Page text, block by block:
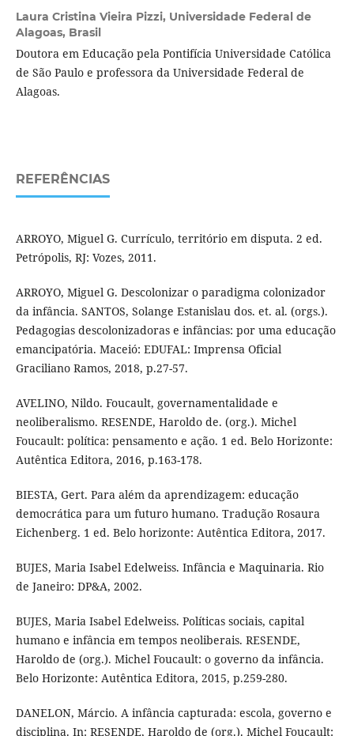
Laura Cristina Vieira Pizzi, Universidade Federal de
Alagoas, Brasil
Doutora em Educação pela Pontifícia Universidade Católica
de São Paulo e professora da Universidade Federal de
Alagoas.
REFERÊNCIAS
ARROYO, Miguel G. Currículo, território em disputa. 2 ed.
Petrópolis, RJ: Vozes, 2011.
ARROYO, Miguel G. Descolonizar o paradigma colonizador
da infância. SANTOS, Solange Estanislau dos. et. al. (orgs.).
Pedagogias descolonizadoras e infâncias: por uma educação
emancipatória. Maceió: EDUFAL: Imprensa Oficial
Graciliano Ramos, 2018, p.27-57.
AVELINO, Nildo. Foucault, governamentalidade e
neoliberalismo. RESENDE, Haroldo de. (org.). Michel
Foucault: política: pensamento e ação. 1 ed. Belo Horizonte:
Autêntica Editora, 2016, p.163-178.
BIESTA, Gert. Para além da aprendizagem: educação
democrática para um futuro humano. Tradução Rosaura
Eichenberg. 1 ed. Belo horizonte: Autêntica Editora, 2017.
BUJES, Maria Isabel Edelweiss. Infância e Maquinaria. Rio
de Janeiro: DP&A, 2002.
BUJES, Maria Isabel Edelweiss. Políticas sociais, capital
humano e infância em tempos neoliberais. RESENDE,
Haroldo de (org.). Michel Foucault: o governo da infância.
Belo Horizonte: Autêntica Editora, 2015, p.259-280.
DANELON, Márcio. A infância capturada: escola, governo e
disciplina. In: RESENDE, Haroldo de (org.). Michel Foucault: